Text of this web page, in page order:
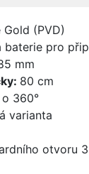
Gold (PVD)
pro
mm
80 cm
360°
varianta
otvoru